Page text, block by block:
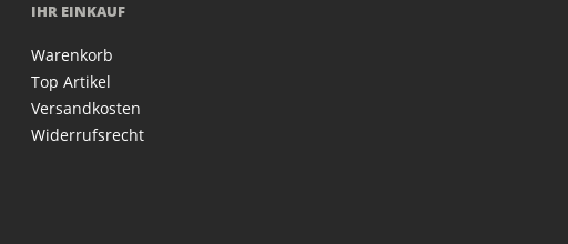
IHR EINKAUF
Warenkorb
Top Artikel
Versandkosten
Widerrufsrecht